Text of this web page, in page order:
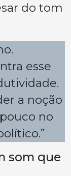
do tom
esse
a noção
no
som que